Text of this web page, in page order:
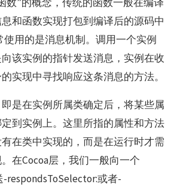
和函数实现打包到编译后的源码中
使用的是消息机制。调用一个实例
该实例的指针发送消息，实例在收
实现中寻找响应这条消息的方法。
是在实例所属类确定后，将某些属
到实例上。这里所指的属性和方法
在类中实现的，而是在运行时才需
在Cocoa层，我们一般向一个
respondsToSelector:或者-